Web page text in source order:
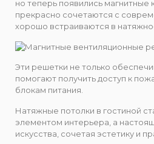
но теперь появились магнитные
прекрасно сочетаются с
хорошо встраиваются в
Эти решетки не только
помогают получить доступ к
блокам питания.
Натяжные потолки в гостиной
элементом интерьера, а
искусства, сочетая эстетику и